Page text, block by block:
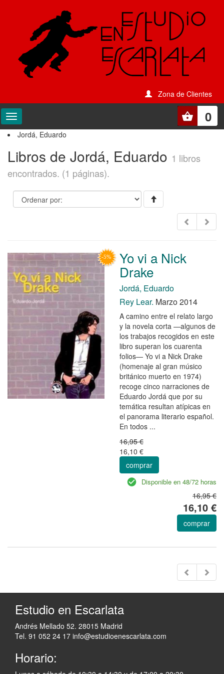
Zona de Clientes
0
Jordá, Eduardo
Libros de Jordá, Eduardo 1 libros
encontrados. (1 páginas).
Yo vi a Nick
Drake
Jordá, Eduardo
Rey Lear. Marzo 2014
A camino entre el relato largo
y la novela corta —algunos de
los trabajos recogidos en este
libro superan los cuarenta
folios— Yo vi a Nick Drake
(homenaje al gran músico
británico muerto en 1974)
recoge cinco narraciones de
Eduardo Jordá que por su
temática resultan atípicas en
el panorama literario español.
En todos ...
16,95 €
16,10 €
comprar
Disponible en 48/72 horas
16,95 €
16,10 €
comprar
Estudio en Escarlata
Andrés Mellado 52. 28015 Madrid
Tel. 91 052 24 17 info@estudioenescarlata.com
Horario: